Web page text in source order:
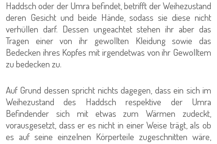
Haddsch oder der Umra befindet, betrifft der Weihezustand
deren Gesicht und beide Hände, sodass sie diese nicht
verhüllen darf. Dessen ungeachtet stehen ihr aber das
Tragen einer von ihr gewollten Kleidung sowie das
Bedecken ihres Kopfes mit irgendetwas von ihr Gewolltem
zu bedecken zu.
Auf Grund dessen spricht nichts dagegen, dass ein sich im
Weihezustand des Haddsch respektive der Umra
Befindender sich mit etwas zum Wärmen zudeckt,
vorausgesetzt, dass er es nicht in einer Weise trägt, als ob
es auf seine einzelnen Körperteile zugeschnitten wäre,